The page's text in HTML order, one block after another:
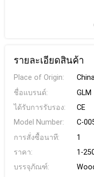
รายละเอียดสินค้า
Place of Origin:
ชื่อแบรนด์:
GLM
ได้รับการรับรอง:
CE
Model Number:
C-
การสั่งซื้อนาที:
1
ราคา:
1-
บรรจุภัณฑ์: